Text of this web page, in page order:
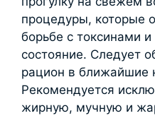
процедуры, которые
борьбе с токсинами
состояние. Следует
рацион в ближайшие
Рекомендуется
жирную, мучную и